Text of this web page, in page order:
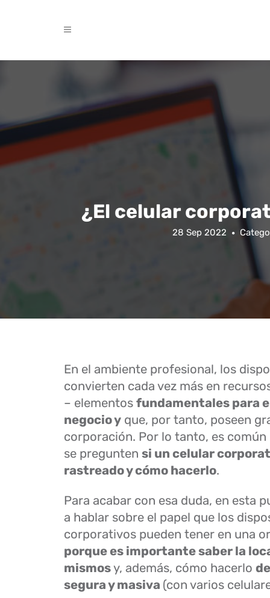
¿El celular
28 Sep 2022
En el ambiente profesional, los
convierten cada vez más en
– elementos fundamentales para
negocio y que, por tanto, poseen
corporación. Por lo tanto, es
se pregunten si un celular
rastreado y cómo hacerlo.
Para acabar con esa duda, en esta
a hablar sobre el papel que los
corporativos pueden tener en una
porque es importante saber la
mismosy, además, cómo hacerlo
segura y masiva (con varios